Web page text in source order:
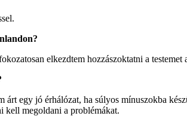
elkezdtem hozzászoktatni a
egy jó érhálózat, ha súlyos mínuszokba
kell megoldani a problémákat.